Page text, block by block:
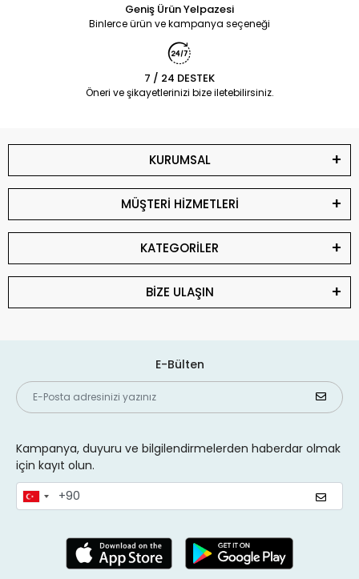
Geniş Ürün Yelpazesi
Binlerce ürün ve kampanya seçeneği
7 / 24 DESTEK
Öneri ve şikayetlerinizi bize iletebilirsiniz.
KURUMSAL
MÜŞTERİ HİZMETLERİ
KATEGORİLER
BİZE ULAŞIN
E-Bülten
Kampanya, duyuru ve bilgilendirmelerden haberdar olmak
için kayıt olun.